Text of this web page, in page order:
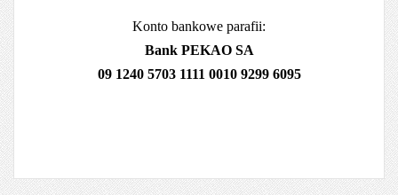
Konto bankowe parafii:
Bank PEKAO SA
09 1240 5703 1111 0010 9299 6095